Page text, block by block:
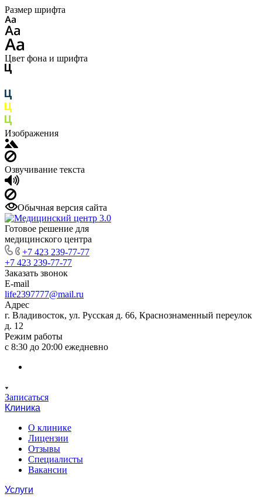
Размер шрифта
Цвет фона и шрифта
Изображения
Озвучивание текста
Обычная версия сайта
Готовое решение для
медицинского центра
+7 423 239-77-77
+7 423 239-77-77
Заказать звонок
E-mail
life2397777@mail.ru
Адрес
г. Владивосток, ул. Русская д. 66, Краснознаменный переулок
д. 12
Режим работы
с 8:30 до 20:00 ежедневно
Записаться
Клиника
О клинике
Лицензии
Отзывы
Специалисты
Вакансии
Услуги